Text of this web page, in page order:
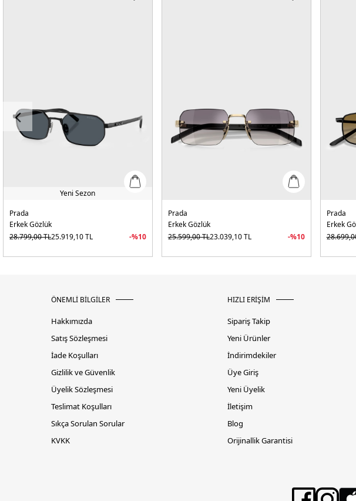
Yeni Sezon
Prada
Erkek Gözlük
28.799,00TL25.919,10TL -%10
Prada
Erkek Gözlük
25.599,00TL23.039,10TL -%10
Prada
Erkek
ÖNEMLİ BİLGİLER
Hakkımızda
Satış Sözleşmesi
İade Koşulları
Gizlilik ve Güvenlik
Üyelik Sözleşmesi
Teslimat Koşulları
Sıkça Sorulan Sorular
KVKK
HIZLI ERİŞİM
Sipariş Takip
Yeni Ürünler
İndirimdekiler
Üye Giriş
Yeni Üyelik
İletişim
Blog
Orijinallik Garantisi